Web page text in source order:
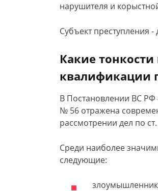
нарушителя и
Субъект преступления
Какие
квалификации
В Постановлении ВС РФ
№ 56 отражена
рассмотрении дел по
Среди наиболее
следующие:
злоумышленник